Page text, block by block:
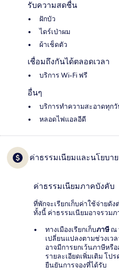
รับความสดชื่น
ฝักบัว
ไดร์เป่าผม
ผ้าเช็ดตัว
เชื่อมถึงกันได้ตลอดเวลา
บริการ Wi-Fi ฟรี
อื่นๆ
บริการทำความสะอาดทุก
หลอดไฟแอลอีดี
ค่าธรรมเนียมและนโยบาย
ค่าธรรมเนียมภาคบังคับ
ที่พักจะเรียกเก็บค่าใช้จ่ายดัง
ทั้งนี้ ค่าธรรมเนียมอาจรวมภ
ทางเมืองเรียกเก็บภาษีณ
เปลี่ยนแปลงตามช่วงเว
อาจมีการยกเว้นภาษีหรื
รายละเอียดเพิ่มเติม โป
ยืนยันการจองที่ได้รับ